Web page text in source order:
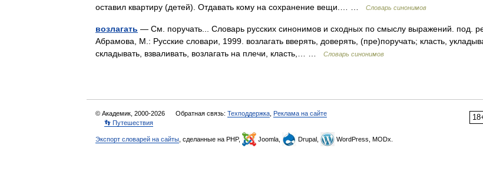
оставил квартиру (детей). Отдавать кому на сохранение вещи.… …
Словарь синонимов
возлагать — См. поручать... Словарь русских синонимов и сходных по смыслу выражений. под.
Абрамова, М.: Русские словари, 1999. возлагать вверять, доверять, (пре)поручать; класть,
складывать, взваливать, возлагать на плечи, класть,… …
Словарь синонимов
© Академик, 2000-2026 Обратная связь: Техподдержка Реклама на сайте
👣 Путешествия
Экспорт словарей на сайты , сделанные на PHP, Joomla, Drupal, WordPress, MODx.